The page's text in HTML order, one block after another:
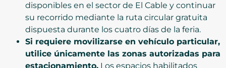
disponibles en el sector de El Cable y continuar
su recorrido mediante la ruta circular gratuita
dispuesta durante los cuatro días de la feria.
Si requiere movilizarse en vehículo particular,
utilice únicamente las zonas autorizadas para
estacionamiento. Los espacios habilitados